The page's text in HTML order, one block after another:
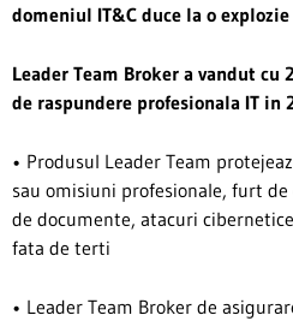
domeniul IT&C duce la o
Leader Team Broker a vandut
de raspundere profesionala IT in
• Produsul Leader Team
sau omisiuni profesionale, furt
de documente, atacuri
fata de terti
• Leader Team Broker de